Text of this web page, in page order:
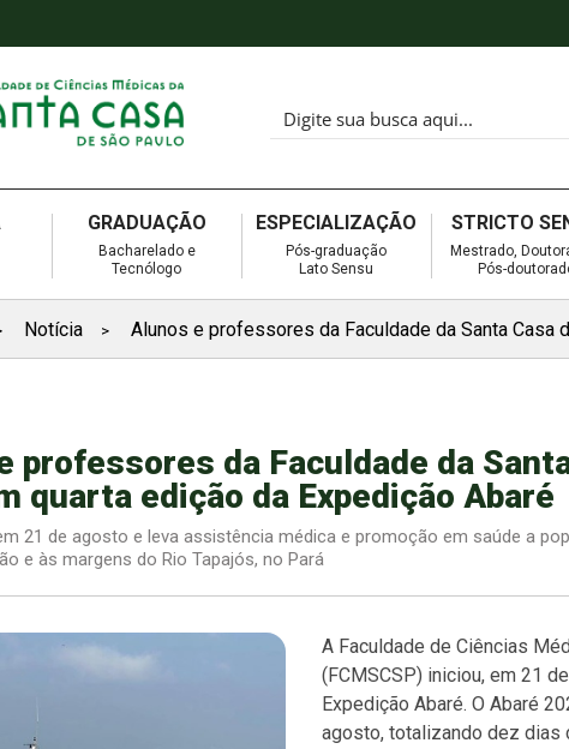
GRADUAÇÃO
Bacharelado e
Tecnólogo
ESPECIALIZAÇÃO
Pós-graduação
Lato Sensu
STRICTO
Mestrado,
Pós-
Notícia > Alunos e professores da Faculdade da Santa Casa
professores da Faculdade da
quarta edição da Expedição Abaré
21 de agosto e leva assistência médica e promoção em saúde a
e às margens do Rio Tapajós, no Pará
A Faculdade de Ciências
(FCMSCSP) iniciou, em 21
Expedição Abaré. O Abaré
agosto, totalizando dez dias